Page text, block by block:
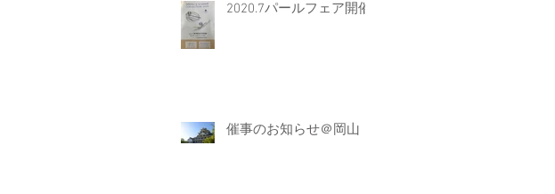
2020.7パールフェア開催
催事のお知らせ＠岡山